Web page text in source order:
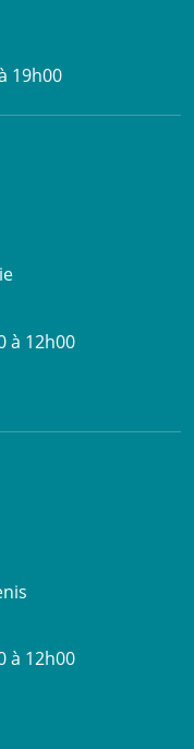
19h00
à 12h00
à 12h00